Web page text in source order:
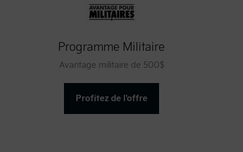
Programme Militaire
Avantage militaire de 500$
Profitez de l'offre